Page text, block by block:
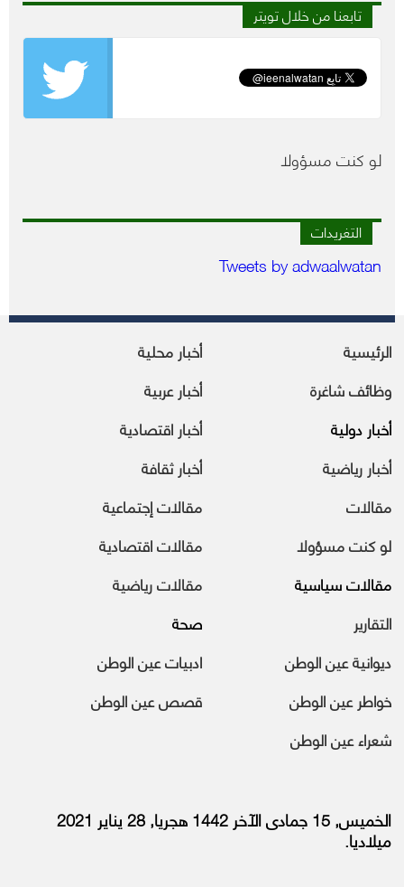
تابعنا من خلال تويتر
لو كنت مسؤولا
التغريدات
Tweets by adwaalwatan
الرئيسية
أخبار محلية
وظائف شاغرة
أخبار عربية
أخبار دولية
أخبار اقتصادية
أخبار رياضية
أخبار ثقافة
مقالات
مقالات إجتماعية
لو كنت مسؤولا
مقالات اقتصادية
مقالات سياسية
مقالات رياضية
التقارير
صحة
ديوانية عين الوطن
ادبيات عين الوطن
خواطر عين الوطن
قصص عين الوطن
شعراء عين الوطن
الخميس, 15 جمادى الآخر 1442 هجريا, 28 يناير 2021
ميلاديا.